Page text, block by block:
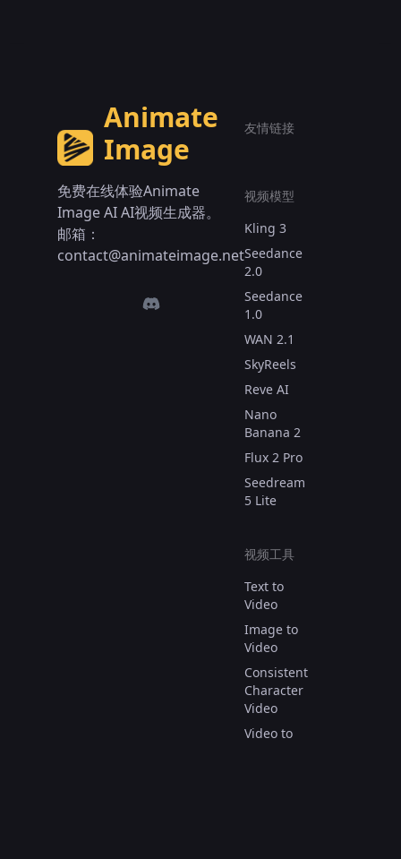
Animate
Image
免费在线体验Animate
Image AI AI视频生成器。
邮箱：
contact@animateimage.net
友情链接
视频模型
Kling 3
Seedance
2.0
Seedance
1.0
WAN 2.1
SkyReels
Reve AI
Nano
Banana 2
Flux 2 Pro
Seedream
5 Lite
视频工具
Text to
Video
Image to
Video
Consistent
Character
Video
Video to